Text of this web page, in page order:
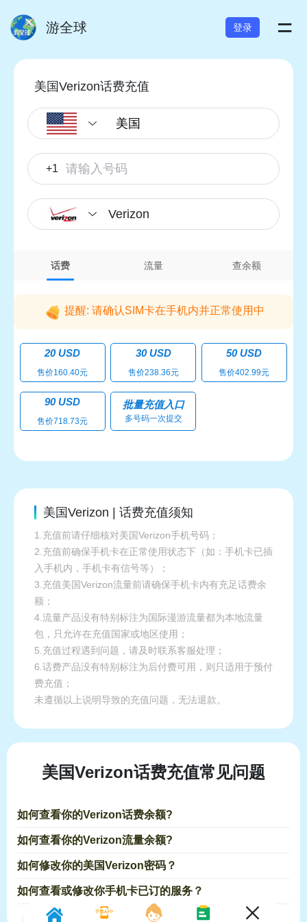
游全球 登录 =
美国Verizon话费充值
+1
Verizon
话费 流量 查余额
提醒: 请确认SIM卡在手机内并正常使用中
20 USD
售价160.40元
30 USD
售价238.36元
50 USD
售价402.99元
90 USD
售价718.73元
批量充值入口
多号码一次提交
美国Verizon | 话费充值须知
1.充值前请仔细核对美国Verizon手机号码；
2.充值前确保手机卡在正常使用状态下（如：手机卡已插
入手机内，手机卡有信号等）；
3.充值美国Verizon流量前请确保手机卡内有充足话费余
额；
4.流量产品没有特别标注为国际漫游流量都为本地流量
包，只允许在充值国家或地区使用；
5.充值过程遇到问题，请及时联系客服处理；
6.话费产品没有特别标注为后付费可用，则只适用于预付
费充值；
未遵循以上说明导致的充值问题，无法退款。
美国Verizon话费充值常见问题
如何查看你的Verizon话费余额?
如何查看你的Verizon流量余额?
如何修改你的美国Verizon密码？
如何查看或修改你手机卡已订的服务？